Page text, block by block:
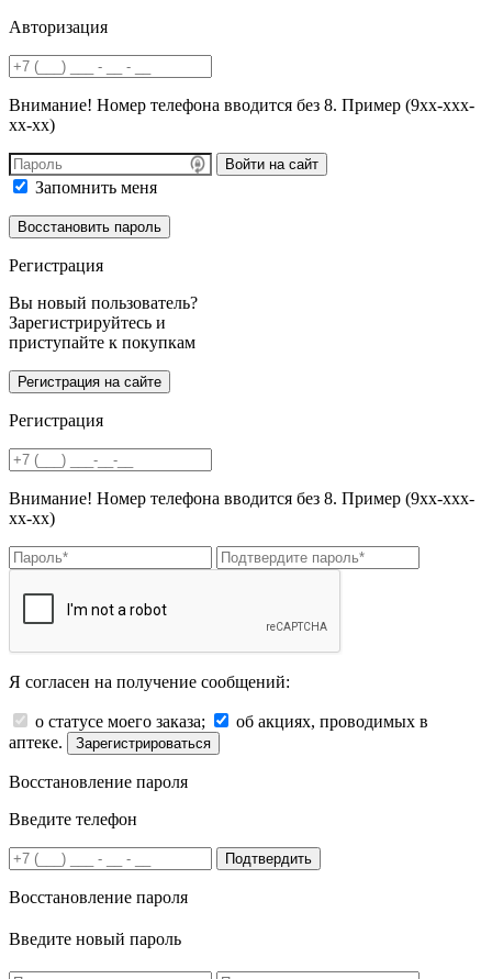
Авторизация
Внимание! Номер телефона вводится без 8. Пример (9хх-ххх-
хх-хх)
Войти на сайт
Запомнить меня
Регистрация
Вы новый пользователь?
Зарегистрируйтесь и
приступайте к покупкам
Регистрация
Внимание! Номер телефона вводится без 8. Пример (9хх-ххх-
хх-хх)
Я согласен на получение сообщений:
о статусе моего заказа;
об акциях, проводимых в
аптеке.
Зарегистрироваться
Восстановление пароля
Введите телефон
Подтвердить
Восстановление пароля
Введите новый пароль